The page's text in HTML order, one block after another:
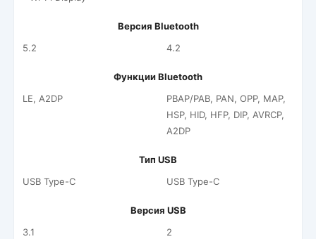
Версия Bluetooth
5.2
4.2
Функции Bluetooth
LE, A2DP
PBAP/PAB, PAN, OPP, MAP,
HSP, HID, HFP, DIP, AVRCP,
A2DP
Тип USB
USB Type-C
USB Type-C
Версия USB
3.1
2